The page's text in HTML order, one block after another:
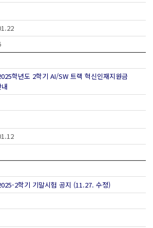
학년도 2학기 AI/SW 트랙 혁신인재지원금
2학기 기말시험 공지 (11.27. 수정)